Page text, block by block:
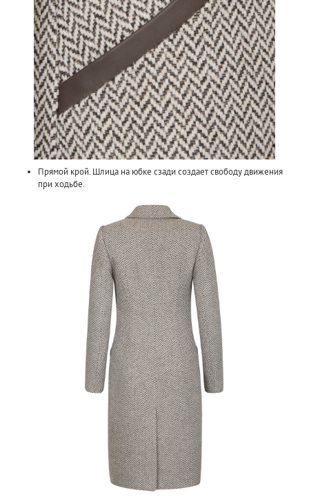
Прямой крой. Шлица на юбке сзади создает свободу движения
при ходьбе.